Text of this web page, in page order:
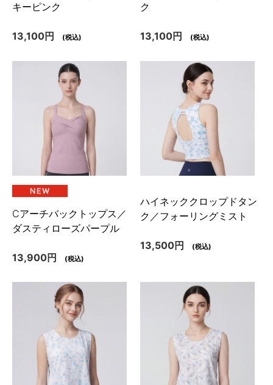
キーピンク
13,100円 (税込)
ク
13,100円 (税込)
Cアーチバックトップス／
ダスティローズパープル
13,900円 (税込)
ハイネッククロップドタン
ク／フォーリングミスト
13,500円 (税込)